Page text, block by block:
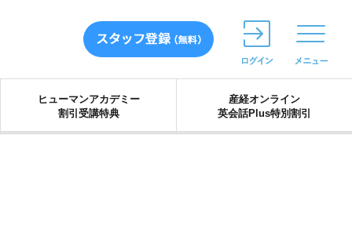
ヒューマンアカデミー
割引受講特典
産経オンライン
英会話Plus特別割引